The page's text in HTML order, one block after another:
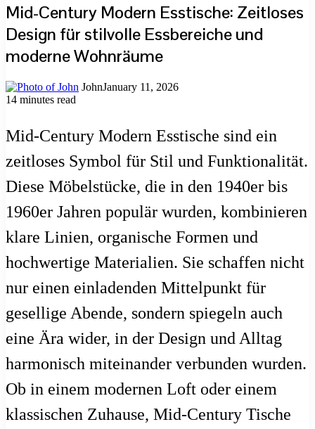
Mid-Century Modern Esstische: Zeitloses
Design für stilvolle Essbereiche und
moderne Wohnräume
JohnJanuary 11, 2026
14 minutes read
Mid-Century Modern Esstische sind ein
zeitloses Symbol für Stil und Funktionalität.
Diese Möbelstücke, die in den 1940er bis
1960er Jahren populär wurden, kombinieren
klare Linien, organische Formen und
hochwertige Materialien. Sie schaffen nicht
nur einen einladenden Mittelpunkt für
gesellige Abende, sondern spiegeln auch
eine Ära wider, in der Design und Alltag
harmonisch miteinander verbunden wurden.
Ob in einem modernen Loft oder einem
klassischen Zuhause, Mid-Century Tische